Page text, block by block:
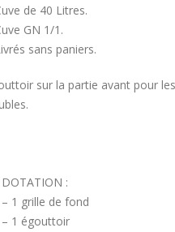
de 40 Litres.
GN 1/1.
sans paniers.
sur la partie avant pour
DOTATION :
– 1 grille de fond
– 1 égouttoir